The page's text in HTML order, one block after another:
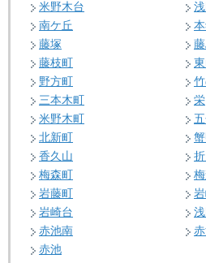
米野木台
南ケ丘
本
藤塚
藤
藤枝町
野方町
三本木町
栄
米野木町
北新町
蟹
香久山
折
梅森町
岩藤町
岩
岩崎台
浅
赤池南
赤
赤池